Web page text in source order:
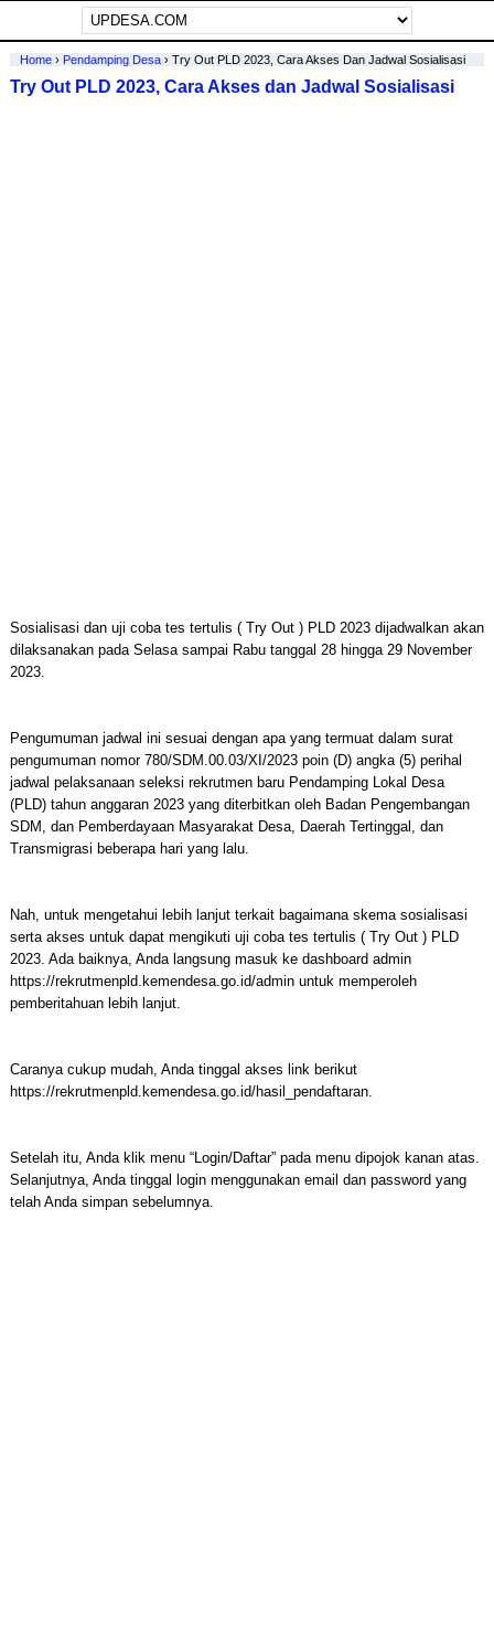
Home› Pendamping Desa› Try Out PLD 2023, Cara Akses Dan Jadwal Sosialisasi
Try Out PLD 2023, Cara Akses dan Jadwal Sosialisasi
Sosialisasi dan uji coba tes tertulis ( Try Out ) PLD 2023 dijadwalkan akan
dilaksanakan pada Selasa sampai Rabu tanggal 28 hingga 29 November
2023.
Pengumuman jadwal ini sesuai dengan apa yang termuat dalam surat
pengumuman nomor 780/SDM.00.03/XI/2023 poin (D) angka (5) perihal
jadwal pelaksanaan seleksi rekrutmen baru Pendamping Lokal Desa
(PLD) tahun anggaran 2023 yang diterbitkan oleh Badan Pengembangan
SDM, dan Pemberdayaan Masyarakat Desa, Daerah Tertinggal, dan
Transmigrasi beberapa hari yang lalu.
Nah, untuk mengetahui lebih lanjut terkait bagaimana skema sosialisasi
serta akses untuk dapat mengikuti uji coba tes tertulis ( Try Out ) PLD
2023. Ada baiknya, Anda langsung masuk ke dashboard admin
https://rekrutmenpld.kemendesa.go.id/admin untuk memperoleh
pemberitahuan lebih lanjut.
Caranya cukup mudah, Anda tinggal akses link berikut
https://rekrutmenpld.kemendesa.go.id/hasil_pendaftaran.
Setelah itu, Anda klik menu “Login/Daftar” pada menu dipojok kanan atas.
Selanjutnya, Anda tinggal login menggunakan email dan password yang
telah Anda simpan sebelumnya.